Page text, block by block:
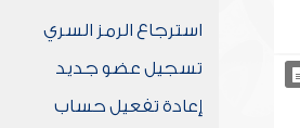
استرجاع الرمز السري
تسجيل عضو جديد
إعادة تفعيل حساب